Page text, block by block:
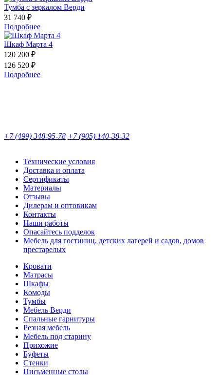
Тумба с зеркалом Верди
31 740 ₽
Подробнее
Шкаф Марта 4
120 200 ₽
126 520 ₽
Подробнее
+7 (499) 348-95-78 +7 (905) 140-38-32
Технические условия
Доставка и оплата
Сертификаты
Материалы
Отзывы
Дилерам и оптовикам
Контакты
Наши работы
Опасайтесь подделок
Мебель для гостиниц, детских лагерей и садов, домов
престарелых
Кровати
Матрасы
Шкафы
Комоды
Тумбы
Мебель Верди
Спальные гарнитуры
Резная мебель
Мебель под старину
Прихожие
Буфеты
Стенки
Письменные столы